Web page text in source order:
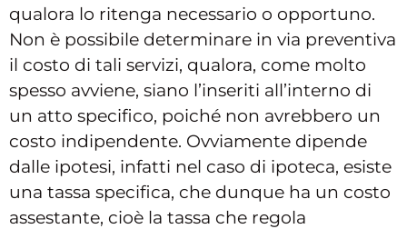
qualora lo ritenga necessario o opportuno.
Non è possibile determinare in via preventiva
il costo di tali servizi, qualora, come molto
spesso avviene, siano l’inseriti all’interno di
un atto specifico, poiché non avrebbero un
costo indipendente. Ovviamente dipende
dalle ipotesi, infatti nel caso di ipoteca, esiste
una tassa specifica, che dunque ha un costo
assestante, cioè la tassa che regola